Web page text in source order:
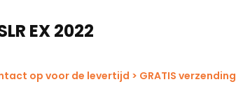
EX 2022
op voor de levertijd > GRATIS verzending